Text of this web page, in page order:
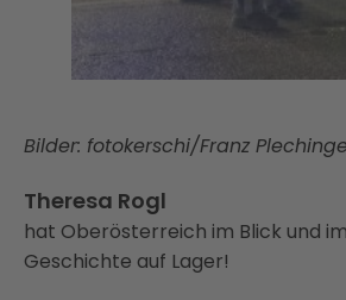
Bilder: fotokerschi/Franz
Theresa Rogl
hat Oberösterreich im Blick und
Geschichte auf Lager!